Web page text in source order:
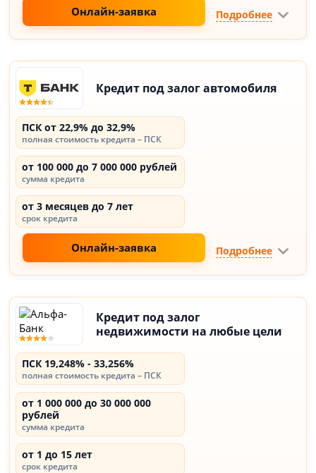
Онлайн-заявка Подробнее
Кредит под залог автомобиля
ПСК от 22,9% до 32,9%
полная стоимость кредита – ПСК
от 100 000 до 7 000 000 рублей
сумма кредита
от 3 месяцев до 7 лет
срок кредита
Онлайн-заявка Подробнее
Кредит под залог
недвижимости на любые цели
ПСК 19,248% - 33,256%
полная стоимость кредита – ПСК
от 1 000 000 до 30 000 000
рублей
сумма кредита
от 1 до 15 лет
срок кредита